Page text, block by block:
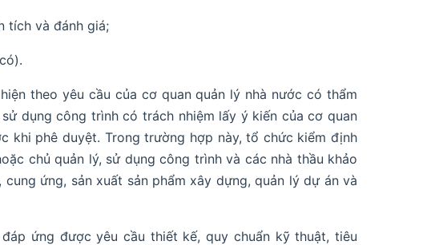
tích và đánh giá;
theo yêu cầu của cơ quan quản lý nhà nước có thẩm
dụng công trình có trách nhiệm lấy ý kiến của cơ quan
khi phê duyệt. Trong trường hợp này, tổ chức kiểm định
chủ quản lý, sử dụng công trình và các nhà thầu khảo
ứng, sản xuất sản phẩm xây dựng, quản lý dự án và
ứng được yêu cầu thiết kế, quy chuẩn kỹ thuật, tiêu